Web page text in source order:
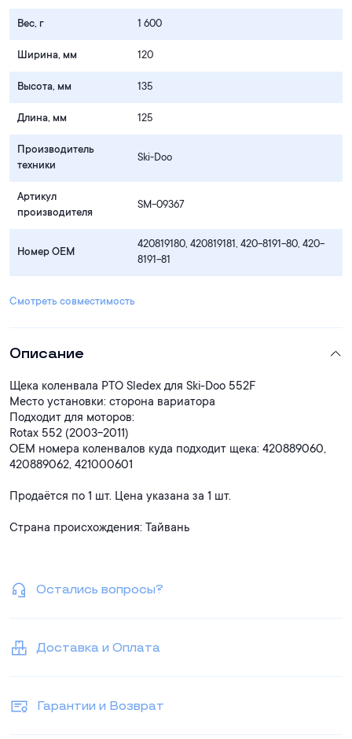
Вес, г 1 600
Ширина, мм 120
Высота, мм 135
Длина, мм 125
Производитель
техники
Ski-Doo
Артикул
производителя
SM-09367
Номер OEM
420819180, 420819181, 420-8191-80, 420-
8191-81
Смотреть совместимость
Описание
Щека коленвала PTO Sledex для Ski-Doo 552F
Место установки: сторона вариатора
Подходит для моторов:
Rotax 552 (2003-2011)
OEM номера коленвалов куда подходит щека: 420889060,
420889062, 421000601
Продаётся по 1 шт. Цена указана за 1 шт.
Страна происхождения: Тайвань
Остались вопросы?
Доставка и Оплата
Гарантии и Возврат